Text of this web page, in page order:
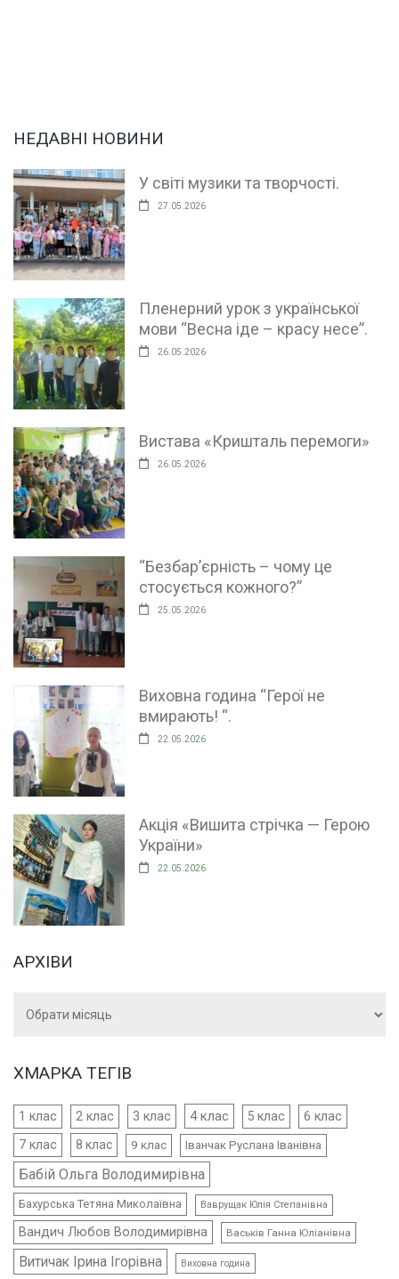
НЕДАВНІ НОВИНИ
У світі музики та творчості.
27.05.2026
Пленерний урок з української
мови “Весна іде – красу несе”.
26.05.2026
Вистава «Кришталь перемоги»
26.05.2026
“Безбар’єрність – чому це
стосується кожного?”
25.05.2026
Виховна година “Герої не
вмирають! “.
22.05.2026
Акція «Вишита стрічка — Герою
України»
22.05.2026
АРХІВИ
ХМАРКА ТЕГІВ
1 клас 2 клас 3 клас 4 клас 5 клас 6 клас
7 клас 8 клас 9 клас Іванчак Руслана Іванівна
Бабій Ольга Володимирівна
Бахурська Тетяна Миколаївна Ваврущак Юлія Степанівна
Вандич Любов Володимирівна Васьків Ганна Юліанівна
Витичак Ірина Ігорівна Виховна година